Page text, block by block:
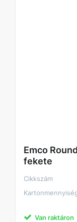
Emco
fekete
Cikkszám
Van raktáron